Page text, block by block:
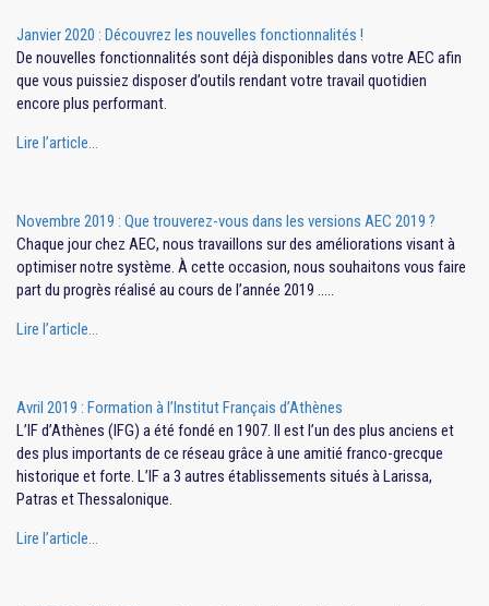
Janvier 2020 : Découvrez les nouvelles fonctionnalités !
De nouvelles fonctionnalités sont déjà disponibles dans votre AEC afin
que vous puissiez disposer d’outils rendant votre travail quotidien
encore plus performant.
Lire l’article…
Novembre 2019 : Que trouverez-vous dans les versions AEC 2019 ?
Chaque jour chez AEC, nous travaillons sur des améliorations visant à
optimiser notre système. À cette occasion, nous souhaitons vous faire
part du progrès réalisé au cours de l’année 2019 …..
Lire l’article…
Avril 2019 : Formation à l’Institut Français d’Athènes
L’IF d’Athènes (IFG) a été fondé en 1907. Il est l’un des plus anciens et
des plus importants de ce réseau grâce à une amitié franco-grecque
historique et forte. L’IF a 3 autres établissements situés à Larissa,
Patras et Thessalonique.
Lire l’article…